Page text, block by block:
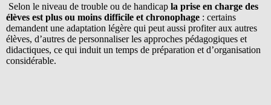
Selon le niveau de trouble ou de handicap la prise en charge des
élèves est plus ou moins difficile et chronophage : certains
demandent une adaptation légère qui peut aussi profiter aux autres
élèves, d’autres de personnaliser les approches pédagogiques et
didactiques, ce qui induit un temps de préparation et d’organisation
considérable.